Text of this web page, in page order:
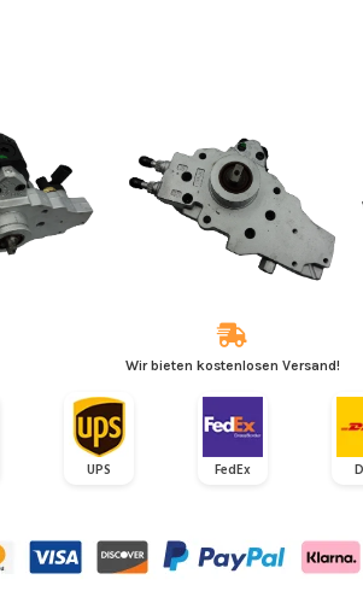
Wir bieten kostenlosen Versand!
UPS FedEx